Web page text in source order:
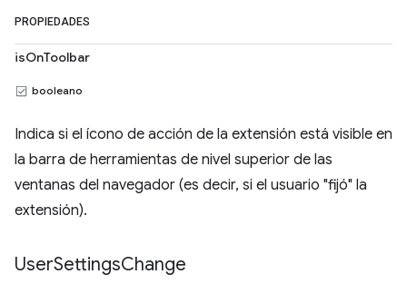
PROPIEDADES
isOnToolbar
booleano
Indica si el ícono de acción de la extensión está visible en
la barra de herramientas de nivel superior de las
ventanas del navegador (es decir, si el usuario "fijó" la
extensión).
UserSettingsChange